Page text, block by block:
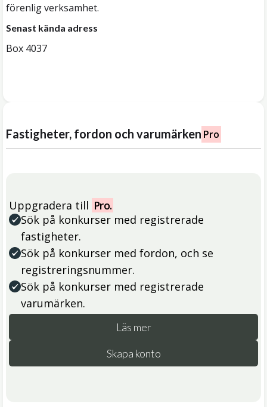
förenlig verksamhet.
Senast kända adress
Box 4037
Fastigheter, fordon och varumärken Pro
Uppgradera till Pro.
Sök på konkurser med registrerade
fastigheter.
Sök på konkurser med fordon, och se
registreringsnummer.
Sök på konkurser med registrerade
varumärken.
Läs mer
Skapa konto